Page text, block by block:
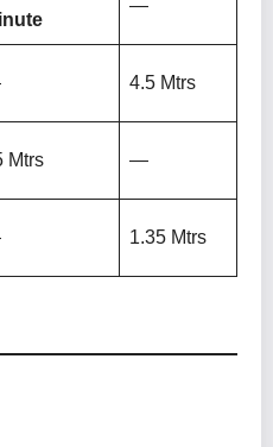
—
4.5 Mtrs
Mtrs —
1.35 Mtrs